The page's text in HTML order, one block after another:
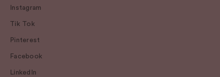
Instagram
Tik Tok
Pinterest
Facebook
LinkedIn